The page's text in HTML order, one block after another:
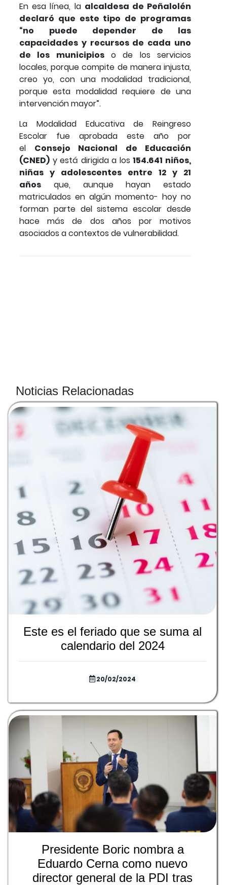
En esa línea, la alcaldesa de Peñalolén
declaró que este tipo de programas
“no puede depender de las
capacidades y recursos de cada uno
de los municipioso de los servicios
locales, porque compite de manera injusta,
creo yo, con una modalidad tradicional,
porque esta modalidad requiere de una
intervención mayor”.
La Modalidad Educativa de Reingreso
Escolar fue aprobada este año por
el Consejo Nacional de Educación
(CNED) y está dirigida a los154.641 niños,
niñas y adolescentes entre 12 y 21
años que, aunque hayan estado
matriculados en algún momento- hoy no
forman parte del sistema escolar desde
hace más de dos años por motivos
asociados a contextos de vulnerabilidad.
Noticias Relacionadas
Este es el feriado que se suma al
calendario del 2024
20/02/2024
Presidente Boric nombra a
Eduardo Cerna como nuevo
director general de la PDI tras